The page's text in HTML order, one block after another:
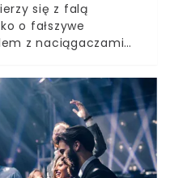
się z falą
o fałszywe
z naciągaczami
bo to, a
sprawia, że
z ich portfeli.
na podstępne